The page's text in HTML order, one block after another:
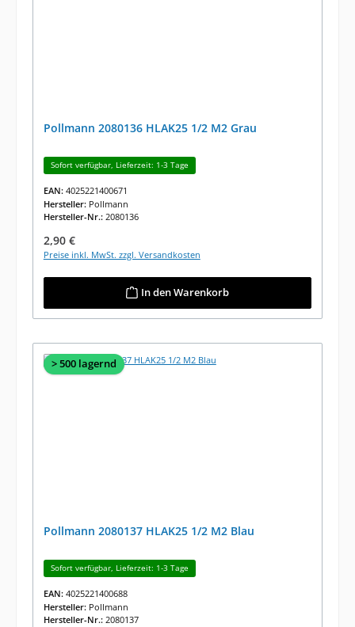
Pollmann 2080136 HLAK25 1/2 M2 Grau
Sofort verfügbar, Lieferzeit: 1-3 Tage
EAN: 4025221400671
Hersteller: Pollmann
Hersteller-Nr.: 2080136
Regulärer Preis:
2,90 €
Preise inkl. MwSt. zzgl. Versandkosten
In den Warenkorb
> 500 lagernd
Pollmann 2080137 HLAK25 1/2 M2 Blau
Sofort verfügbar, Lieferzeit: 1-3 Tage
EAN: 4025221400688
Hersteller: Pollmann
Hersteller-Nr.: 2080137